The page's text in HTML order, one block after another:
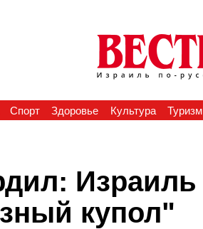
Спорт Здоровье Культура Туризм
Израиль
купол"